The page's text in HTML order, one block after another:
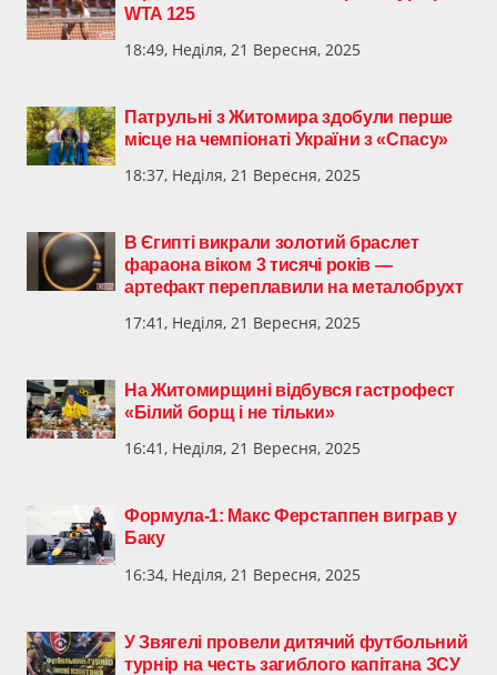
WTA 125
18:49, Неділя, 21 Вересня, 2025
Патрульні з Житомира здобули перше
місце на чемпіонаті України з «Спасу»
18:37, Неділя, 21 Вересня, 2025
В Єгипті викрали золотий браслет
фараона віком 3 тисячі років —
артефакт переплавили на металобрухт
17:41, Неділя, 21 Вересня, 2025
На Житомирщині відбувся гастрофест
«Білий борщ і не тільки»
16:41, Неділя, 21 Вересня, 2025
Формула-1: Макс Ферстаппен виграв у
Баку
16:34, Неділя, 21 Вересня, 2025
У Звягелі провели дитячий футбольний
турнір на честь загиблого капітана ЗСУ